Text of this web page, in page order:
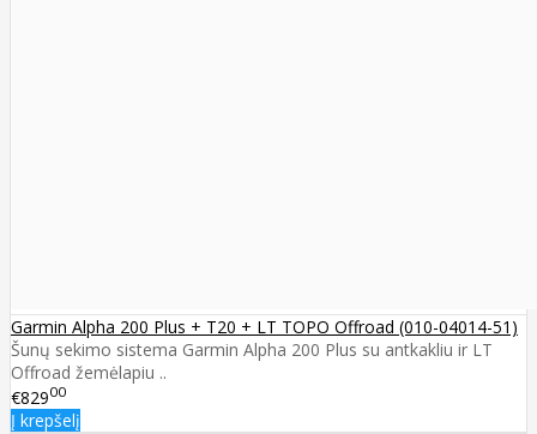
Garmin Alpha 200 Plus + T20 + LT TOPO Offroad (010-04014-51)
Šunų sekimo sistema Garmin Alpha 200 Plus su antkakliu ir LT
Offroad žemėlapiu ..
€82900
Į krepšelį